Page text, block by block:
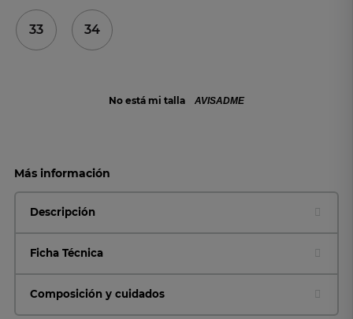
33 34
No está mi talla AVISADME
Más información
Descripción
Ficha Técnica
Composición y cuidados